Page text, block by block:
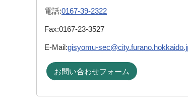
電話:0167-39-2322
Fax:0167-23-3527
E-Mail:gisyomu-
お問い合わせフォーム